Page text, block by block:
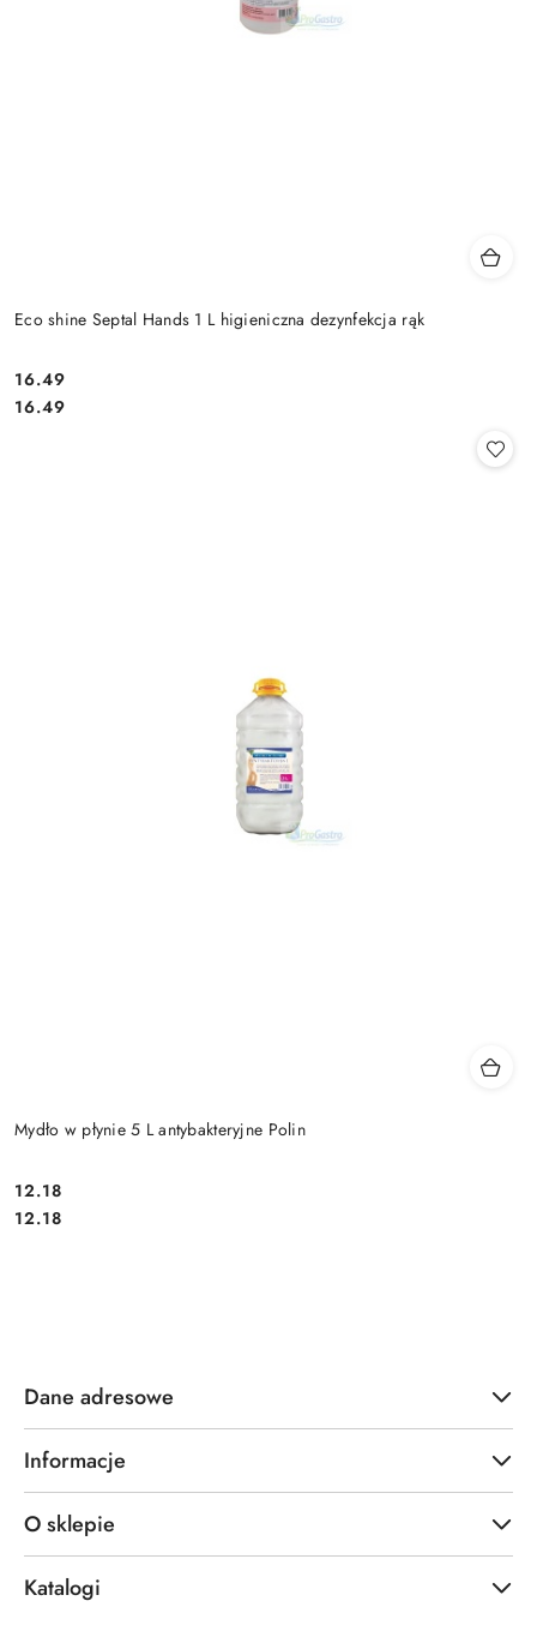
Eco shine Septal Hands 1 L higieniczna dezynfekcja rąk
Cena:
16.49
Cena:
16.49
Mydło w płynie 5 L antybakteryjne Polin
Cena:
12.18
Cena:
12.18
Dane adresowe
Informacje
O sklepie
Katalogi